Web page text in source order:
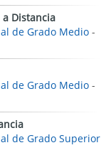
a Distancia
de Grado Medio -
de Grado Medio -
de Grado Superior